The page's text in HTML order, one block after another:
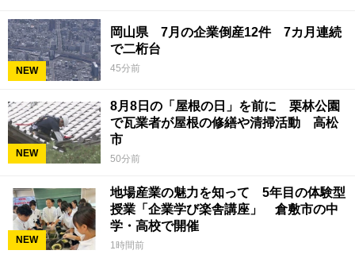
NEW
岡山県 7月の企業倒産12件 7カ月連続
で二桁台
45分前
NEW
8月8日の「屋根の日」を前に 栗林公園
で瓦業者が屋根の修繕や清掃活動 高松
市
50分前
NEW
地場産業の魅力を知って 5年目の体験型
授業「企業学び楽舎講座」 倉敷市の中
学・高校で開催
1時間前